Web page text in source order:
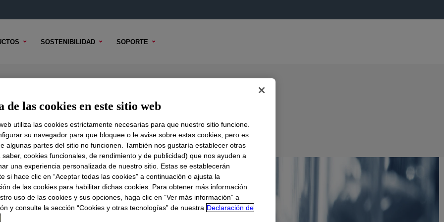
SOSTENIBILIDAD SOPORTE
TÉCNICO OPCIONES DE MUESTRA OPCIONES DE COMPRA
de las cookies en este sitio web
utiliza las cookies estrictamente necesarias para que nuestro sitio funcione.
su navegador para que bloquee o le avise sobre estas cookies, pero es
algunas partes del sitio no funcionen. También nos gustaría establecer otras
saber, cookies funcionales, de rendimiento y de publicidad) que nos ayuden a
una experiencia personalizada de nuestro sitio. Estas se establecerán
si hace clic en “Aceptar todas las cookies” a continuación o ajusta la
de las cookies para habilitar dichas cookies. Para obtener más información
uso de las cookies y sus opciones, haga clic en “Ver más información” a
y consulte la sección “Cookies y otras tecnologías” de nuestra Declaración de